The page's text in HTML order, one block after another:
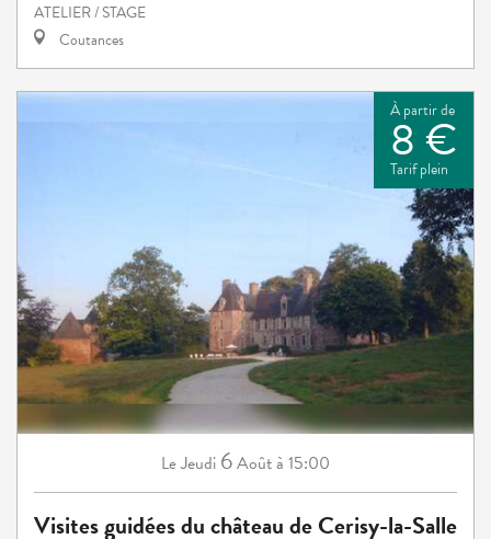
ATELIER / STAGE
Coutances
À partir de
8 €
Tarif plein
LeJeudi 6Aoûtà 15:00
Visites guidées du château de Cerisy-la-Salle